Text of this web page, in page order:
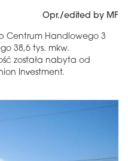
Opr./edited by MF
Centrum Handlowego 3
38,6 tys. mkw.
została nabyta od
Investment.